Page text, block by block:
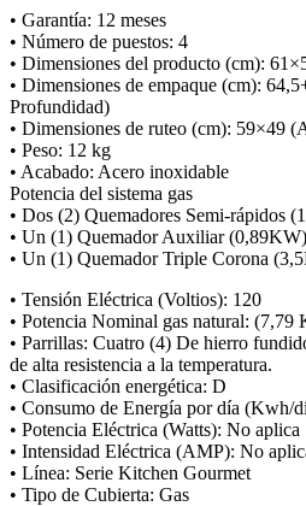
• Garantía: 12 meses
• Número de puestos: 4
• Dimensiones del producto (cm):
• Dimensiones de empaque (cm):
Profundidad)
• Dimensiones de ruteo (cm): 59×49
• Peso: 12 kg
• Acabado: Acero inoxidable
Potencia del sistema gas
• Dos (2) Quemadores Semi-rápidos
• Un (1) Quemador Auxiliar
• Un (1) Quemador Triple Corona
• Tensión Eléctrica (Voltios): 120
• Potencia Nominal gas natural:
• Parrillas: Cuatro (4) De hierro
de alta resistencia a la temperatura.
• Clasificación energética: D
• Consumo de Energía por día (Kwh/
• Potencia Eléctrica (Watts): No aplica
• Intensidad Eléctrica (AMP): No
• Línea: Serie Kitchen Gourmet
• Tipo de Cubierta: Gas